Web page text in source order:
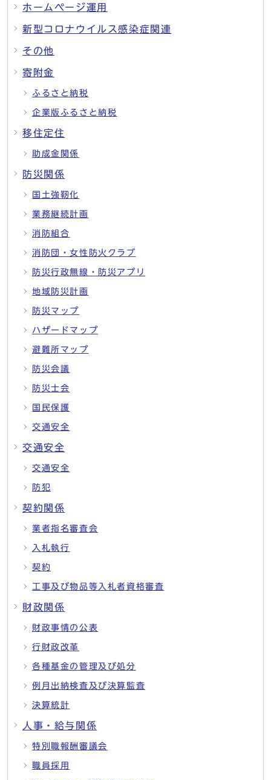
ホームページ運用
新型コロナウイルス感染症関連
その他
寄附金
ふるさと納税
企業版ふるさと納税
移住定住
助成金関係
防災関係
国土強靭化
業務継続計画
消防組合
消防団・女性防火クラブ
防災行政無線・防災アプリ
地域防災計画
防災マップ
ハザードマップ
避難所マップ
防災会議
防災士会
国民保護
交通安全
交通安全
交通安全
防犯
契約関係
業者指名審査会
入札執行
契約
工事及び物品等入札者資格審査
財政関係
財政事情の公表
行財政改革
各種基金の管理及び処分
例月出納検査及び決算監査
決算統計
人事・給与関係
特別職報酬審議会
職員採用